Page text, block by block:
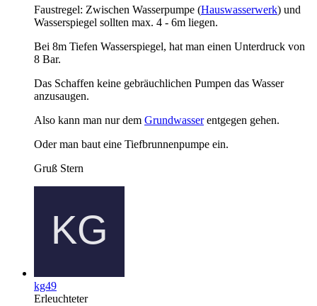
Faustregel: Zwischen Wasserpumpe (Hauswasserwerk) und
Wasserspiegel sollten max. 4 - 6m liegen.
Bei 8m Tiefen Wasserspiegel, hat man einen Unterdruck von
8 Bar.
Das Schaffen keine gebräuchlichen Pumpen das Wasser
anzusaugen.
Also kann man nur dem Grundwasserentgegen gehen.
Oder man baut eine Tiefbrunnenpumpe ein.
Gruß Stern
kg49
Erleuchteter